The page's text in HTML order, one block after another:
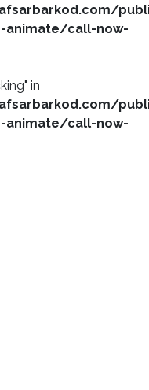
call-now-
in
call-now-